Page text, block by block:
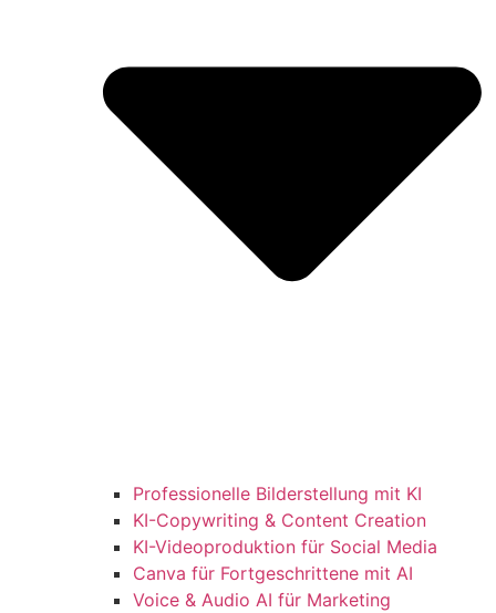
Professionelle Bilderstellung mit KI
KI-Copywriting & Content Creation
KI-Videoproduktion für Social Media
Canva für Fortgeschrittene mit AI
Voice & Audio AI für Marketing